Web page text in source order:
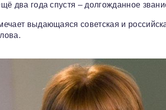
два года спустя – долгожданное
выдающаяся советская и